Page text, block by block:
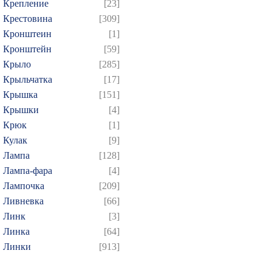
Крепление
[23]
Крестовина
[309]
Кронштеин
[1]
Кронштейн
[59]
Крыло
[285]
Крыльчатка
[17]
Крышка
[151]
Крышки
[4]
Крюк
[1]
Кулак
[9]
Лампа
[128]
Лампа-фара
[4]
Лампочка
[209]
Ливневка
[66]
Линк
[3]
Линка
[64]
Линки
[913]